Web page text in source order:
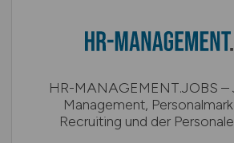
HR-MANAGEMENT.JOBS –
Management,
Recruiting und der